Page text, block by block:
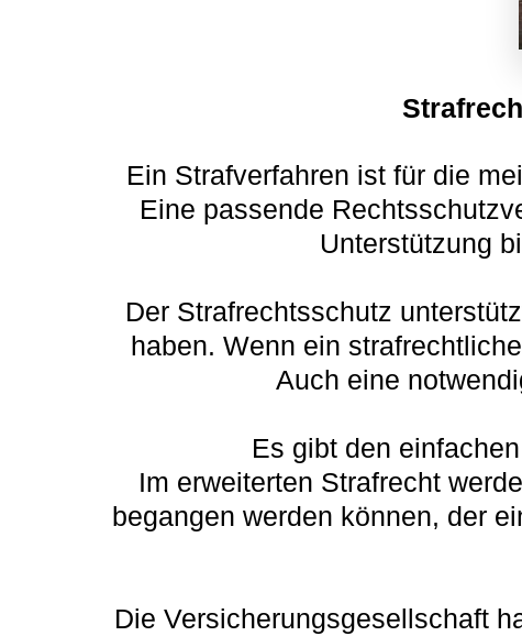
Ein Strafverfahren ist für die
Eine passende
Unterstützung
Der Strafrechtsschutz
haben. Wenn ein
Auch eine
Es gibt den
Im erweiterten Strafrecht
begangen werden können, der
Die Versicherungsgesellschaft